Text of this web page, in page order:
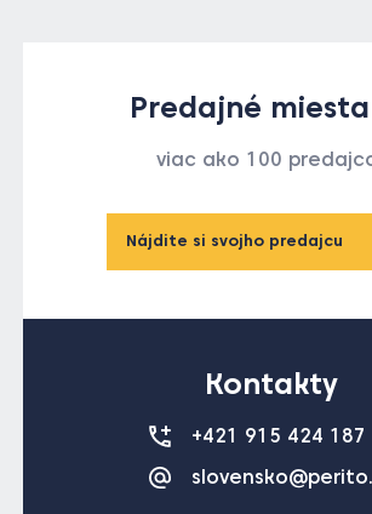
Predajné miesta
viac ako 100
Nájdite si svojho predajcu
Kontakty
+421 915 424 187